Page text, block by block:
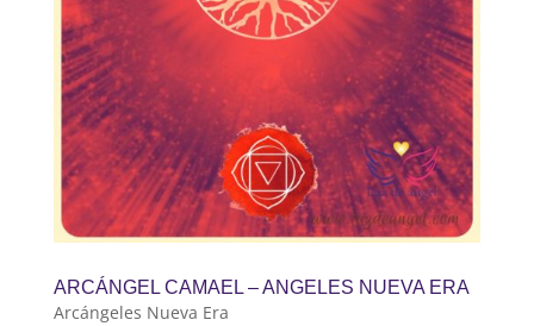
ARCÁNGEL CAMAEL – ANGELES NUEVA ERA
Arcángeles Nueva Era